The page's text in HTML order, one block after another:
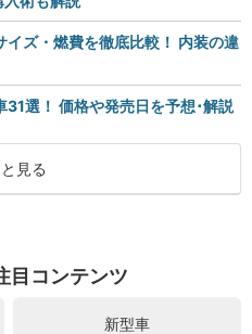
イズ・燃費を徹底比較！ 内装の違
選！ 価格や発売日を予想･解説
見る
目コンテンツ
新型車